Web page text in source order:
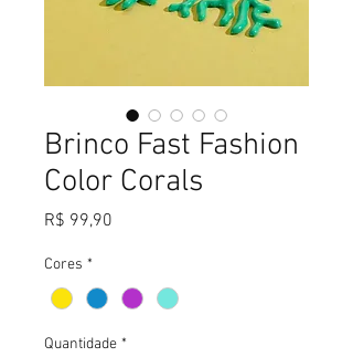
Brinco Fast Fashion
Color Corals
R$ 99,90
Cores *
Quantidade *